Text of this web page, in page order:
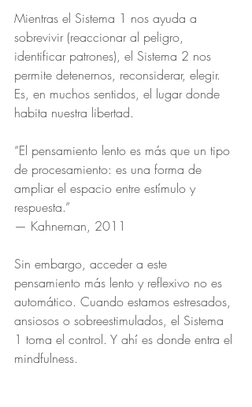
Mientras el Sistema 1 nos ayuda a
sobrevivir (reaccionar al peligro,
identificar patrones), el Sistema 2 nos
permite detenernos, reconsiderar, elegir.
Es, en muchos sentidos, el lugar donde
habita nuestra libertad.
“El pensamiento lento es más que un tipo
de procesamiento: es una forma de
ampliar el espacio entre estímulo y
respuesta.”
— Kahneman, 2011
Sin embargo, acceder a este
pensamiento más lento y reflexivo no es
automático. Cuando estamos estresados,
ansiosos o sobreestimulados, el Sistema
1 toma el control. Y ahí es donde entra el
mindfulness.